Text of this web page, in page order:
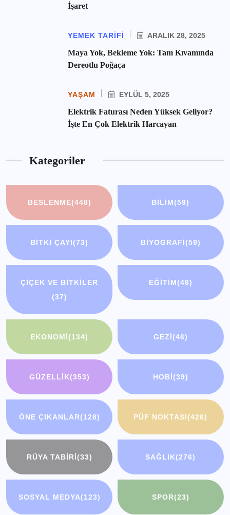
İşaret
YEMEK TARIFI ARALIK 28, 2025
Maya Yok, Bekleme Yok: Tam Kıvamında
Dereotlu Poğaça
YAŞAM EYLÜL 5, 2025
Elektrik Faturası Neden Yüksek Geliyor?
İşte En Çok Elektrik Harcayan
Kategoriler
BESLENME(448) BILIM(59)
BITKI ÇAYI(73) BIYOGRAFI(59)
ÇIÇEK VE BITKILER
(37)
EĞITIM(48)
EKONOMI(134) GEZI(46)
GÜZELLIK(353) HOBI(39)
ÖNE ÇIKANLAR(128) PÜF NOKTASI(426)
RÜYA TABIRI(33) SAĞLIK(276)
SOSYAL MEDYA(123) SPOR(23)